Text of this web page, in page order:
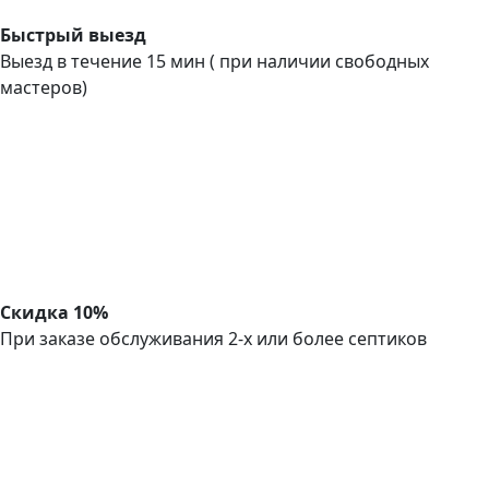
Быстрый выезд
Выезд в течение 15 мин ( при наличии свободных
мастеров)
Скидка 10%
При заказе обслуживания 2-х или более септиков